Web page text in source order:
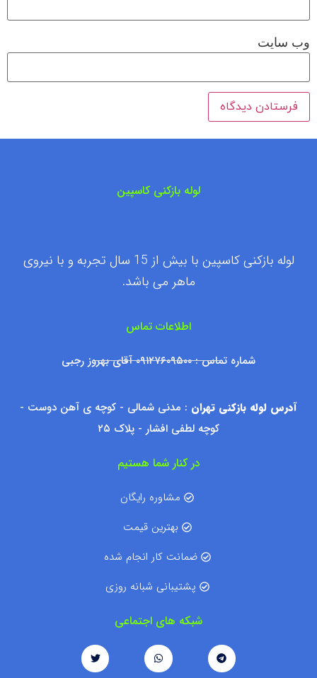
وب‌ سایت
لوله بازکنی کاسپین
لوله بازکنی کاسپین با بیش از 15 سال تجربه و با نیروی
ماهر می باشد.
اطلاعات تماس
شماره تماس : ۰۹۱۲۷۶۰۹۵۰۰ آقای بهروز رجبی
آدرس لوله بازکنی تهران : مدنی شمالی - کوچه ی آهن دوست -
کوچه لطفی افشار - پلاک ۲۵
در کنار شما هستیم
مشاوره رایگان
بهترین قیمت
ضمانت کار انجام شده
پشتیبانی شبانه روزی
شبکه های اجتماعی